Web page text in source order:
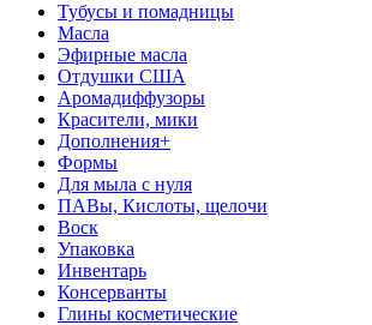
Тубусы и помадницы
Масла
Эфирные масла
Отдушки США
Аромадиффузоры
Красители, мики
Дополнения+
Формы
Для мыла с нуля
ПАВы, Кислоты, щелочи
Воск
Упаковка
Инвентарь
Консерванты
Глины косметические